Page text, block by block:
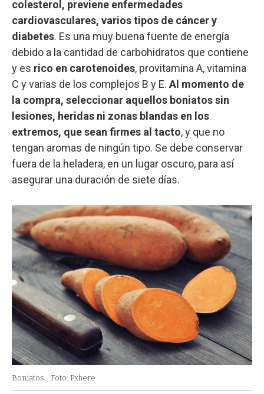
colesterol, previene enfermedades
cardiovasculares, varios tipos de cáncer y
diabetes. Es una muy buena fuente de energía
debido a la cantidad de carbohidratos que contiene
y es rico en carotenoides, provitamina A, vitamina
C y varias de los complejos B y E. Al momento de
la compra, seleccionar aquellos boniatos sin
lesiones, heridas ni zonas blandas en los
extremos, que sean firmes al tacto, y que no
tengan aromas de ningún tipo. Se debe conservar
fuera de la heladera, en un lugar oscuro, para así
asegurar una duración de siete días.
Boniatos. Foto: Pxhere